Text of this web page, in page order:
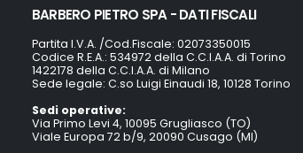
BARBERO PIETRO SPA - DATI FISCALI
Partita I.V.A. /Cod.Fiscale: 02073350015
Codice R.E.A.: 534972 della C.C.I.A.A. di Torino
1422178 della C.C.I.A.A. di Milano
Sede legale: C.so Luigi Einaudi 18, 10128 Torino
Sedi operative:
Via Primo Levi 4, 10095 Grugliasco (TO)
Viale Europa 72 b/9, 20090 Cusago (MI)